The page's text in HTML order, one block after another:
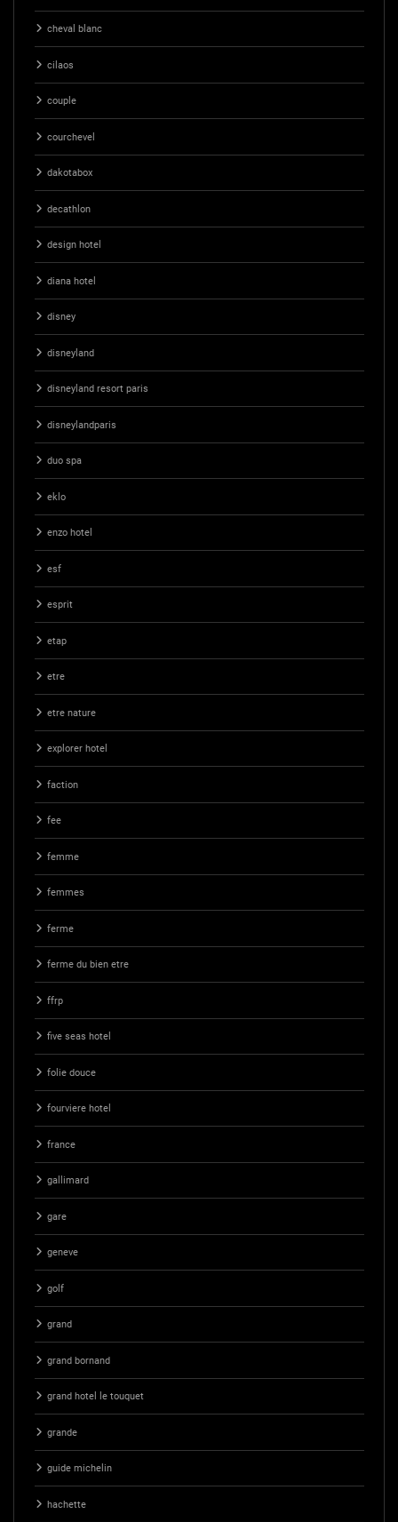
cheval blanc
cilaos
couple
courchevel
dakotabox
decathlon
design hotel
diana hotel
disney
disneyland
disneyland resort paris
disneylandparis
duo spa
eklo
enzo hotel
esf
esprit
etap
etre
etre nature
explorer hotel
faction
fee
femme
femmes
ferme
ferme du bien etre
ffrp
five seas hotel
folie douce
fourviere hotel
france
gallimard
gare
geneve
golf
grand
grand bornand
grand hotel le touquet
grande
guide michelin
hachette